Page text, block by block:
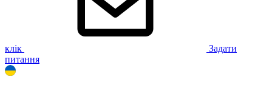
клік
Задати
питання